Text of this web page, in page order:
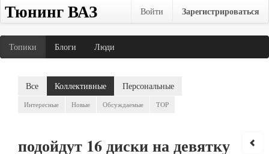
Тюнинг ВАЗ Войти Зарегистрироваться
Топики Блоги Люди
Все Коллективные Персональные
Интересные Новые Обсуждаемые TOP
подойдут 16 диски на девятку